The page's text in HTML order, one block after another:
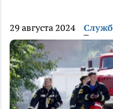
29 августа 2024